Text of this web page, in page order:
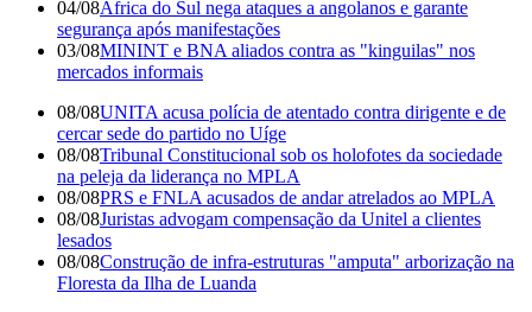
04/08África do Sul nega ataques a angolanos e garante
segurança após manifestações
03/08MININT e BNA aliados contra as "kinguilas" nos
mercados informais
08/08UNITA acusa polícia de atentado contra dirigente e de
cercar sede do partido no Uíge
08/08Tribunal Constitucional sob os holofotes da sociedade
na peleja da liderança no MPLA
08/08PRS e FNLA acusados de andar atrelados ao MPLA
08/08Juristas advogam compensação da Unitel a clientes
lesados
08/08Construção de infra-estruturas "amputa" arborização na
Floresta da Ilha de Luanda